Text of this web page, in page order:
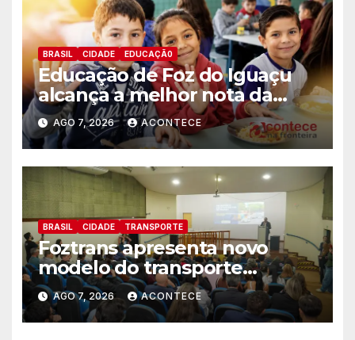
BRASIL CIDADE EDUCAÇÃ0
Educação de Foz do Iguaçu
alcança a melhor nota da
história no IDEB
AGO 7, 2026 ACONTECE
BRASIL CIDADE TRANSPORTE
Foztrans apresenta novo
modelo do transporte
coletivo em audiência pública
e avança para um sistema
mais moderno e eficiente
AGO 7, 2026 ACONTECE